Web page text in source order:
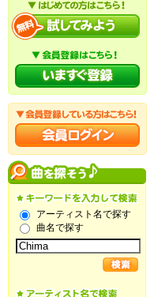
アーティスト名で探す
曲名で探す